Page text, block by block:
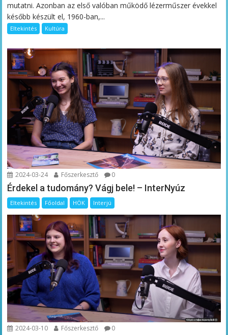
mutatni. Azonban az első valóban működő lézerműszer évekkel
később készült el, 1960-ban,...
Eltekintés Kultúra
2024-03-24 Főszerkesztő 0
Érdekel a tudomány? Vágj bele! – InterNyúz
Eltekintés Főoldal HÖK Interjú
2024-03-10 Főszerkesztő 0